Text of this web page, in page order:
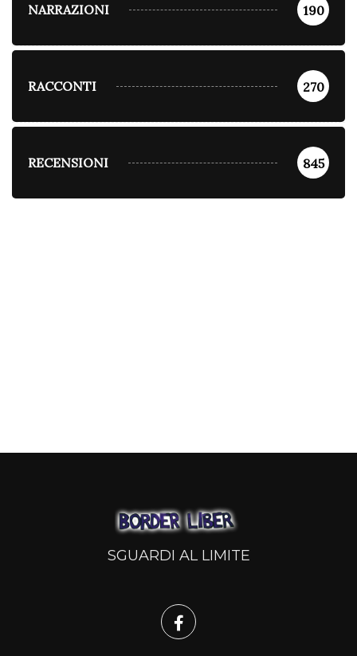
NARRAZIONI 190
RACCONTI 270
RECENSIONI 845
SGUARDI AL LIMITE